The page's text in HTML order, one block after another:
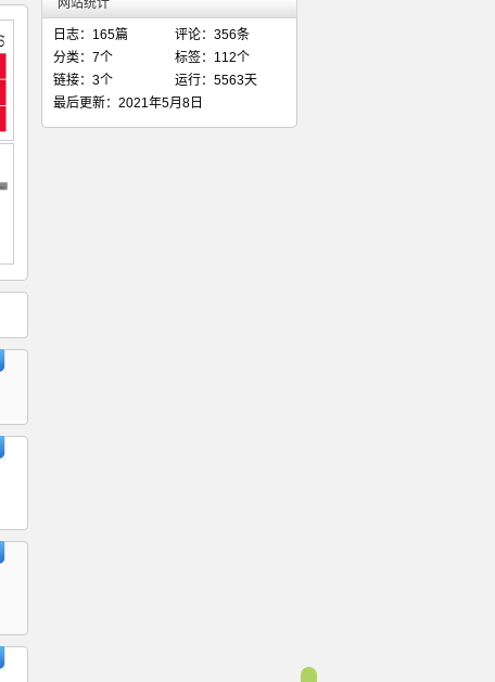
网站统计
日志：165篇
评论：356条
分类：7个
标签：112个
链接：3个
运行：5563天
最后更新：2021年5月8日